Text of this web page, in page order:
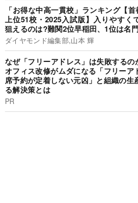
「お得な中高一貫校」ランキング【
上位51校・2025入試版】入りやすく
狙えるのは?難関2位早稲田、1位は名
ダイヤモンド編集部,山本 輝
なぜ「フリーアドレス」は失敗するの
オフィス改修がムダになる「フリーア
席予約が定着しない元凶」と組織の生
る解決策とは
PR